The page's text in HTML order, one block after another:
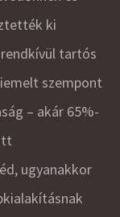
ki
rendkívül tartós
szempont
– akár 65%-
ugyanakkor